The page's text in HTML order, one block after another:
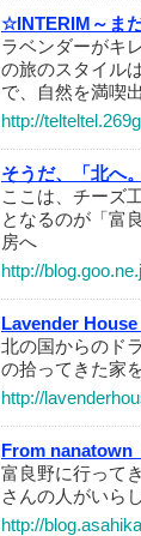
☆INTERIM～ま
ラベンダーがキ
の旅のスタイル
で、自然を満喫
http://
そうだ、「北へ
ここは、チーズ
となるのが「富
房へ
http://
Lavender
北の国からのド
の拾ってきた家
http://
From nanatown
富良野に行って
さんの人がいら
http://